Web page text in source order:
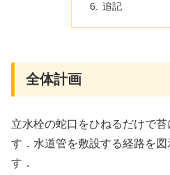
追記
全体計画
立水栓の蛇口をひねるだけで
す．水道管を敷設する経路を
す．